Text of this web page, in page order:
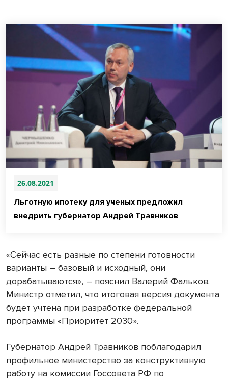
26.08.2021
Льготную ипотеку для ученых предложил
внедрить губернатор Андрей Травников
«Сейчас есть разные по степени готовности
варианты – базовый и исходный, они
дорабатываются», – пояснил Валерий Фальков.
Министр отметил, что итоговая версия документа
будет учтена при разработке федеральной
программы «Приоритет 2030».
Губернатор Андрей Травников поблагодарил
профильное министерство за конструктивную
работу на комиссии Госсовета РФ по